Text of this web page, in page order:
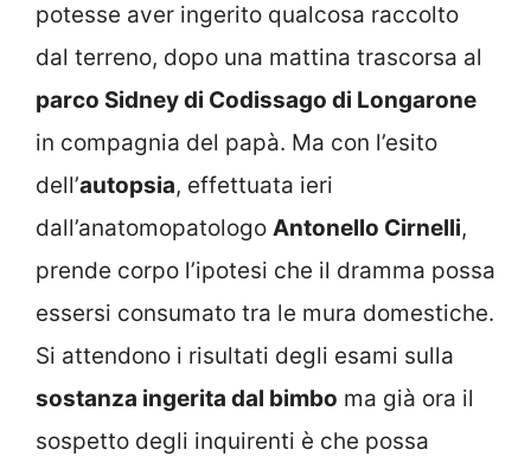
potesse aver ingerito qualcosa raccolto
dal terreno, dopo una mattina trascorsa al
parco Sidney di Codissago di Longarone
in compagnia del papà. Ma con l’esito
dell’autopsia, effettuata ieri
dall’anatomopatologo Antonello Cirnelli,
prende corpo l’ipotesi che il dramma possa
essersi consumato tra le mura domestiche.
Si attendono i risultati degli esami sulla
sostanza ingerita dal bimbo ma già ora il
sospetto degli inquirenti è che possa